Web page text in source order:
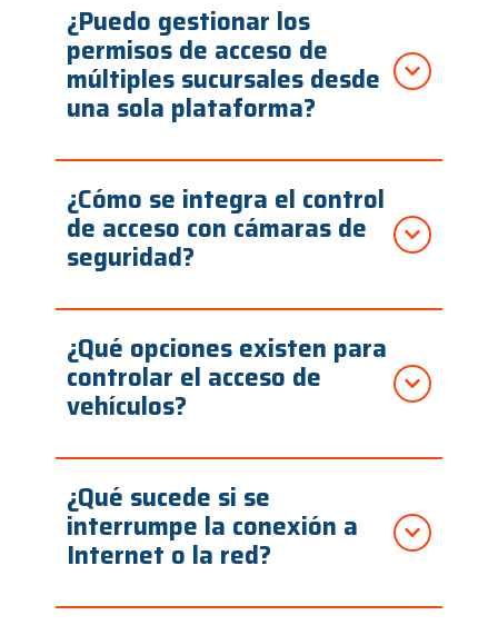
¿Puedo gestionar los
permisos de acceso de
múltiples sucursales desde
una sola plataforma?
¿Cómo se integra el control
de acceso con cámaras de
seguridad?
¿Qué opciones existen para
controlar el acceso de
vehículos?
¿Qué sucede si se
interrumpe la conexión a
Internet o la red?